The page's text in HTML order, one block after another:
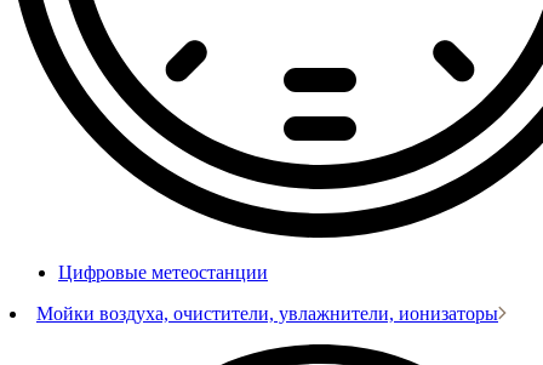
Цифровые метеостанции
Мойки воздуха, очистители, увлажнители, ионизаторы